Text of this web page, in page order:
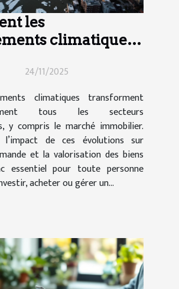
les
climatiques
?
24/11/2025
climatiques transforment
tous les secteurs
y compris le marché immobilier.
l’impact de ces évolutions sur
et la valorisation des biens
essentiel pour toute personne
acheter ou gérer un...